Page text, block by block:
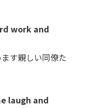
work and
す親しい同僚た
laugh and